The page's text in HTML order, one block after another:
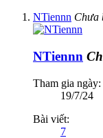
NTiennn Chưa
NTiennn
Tham gia ngày:
19/7/24
Bài viết:
7